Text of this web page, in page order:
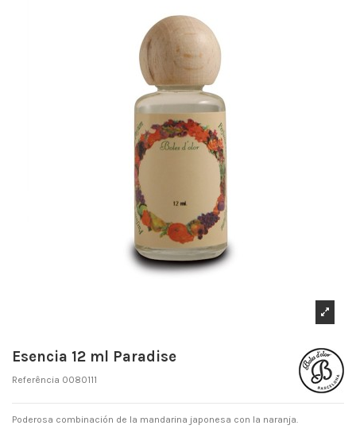
Esencia 12 ml Paradise
Referência 0080111
Poderosa combinación de la mandarina japonesa con la naranja.